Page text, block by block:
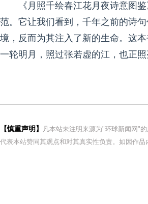
《月照千绘春江花月夜诗意图
范。它让我们看到，千年之前的诗
境，反而为其注入了新的生命。这
一轮明月，照过张若虚的江，也正
【慎重声明】
凡本站未注明来源为"环球新闻网"
代表本站赞同其观点和对其真实性负责。如因作